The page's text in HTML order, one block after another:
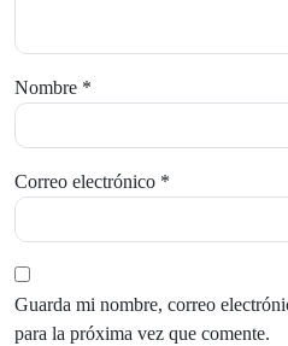
Nombre *
Correo electrónico *
Guarda mi nombre, correo
para la próxima vez que comente.